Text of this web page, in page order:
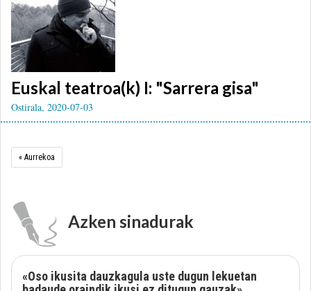
Euskal teatroa(k) I: "Sarrera gisa"
Ostirala, 2020-07-03
« Aurrekoa
Azken sinadurak
«Oso ikusita dauzkagula uste dugun lekuetan